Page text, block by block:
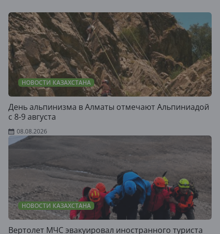
НОВОСТИ КАЗАХСТАНА
День альпинизма в Алматы отмечают Альпиниадой
с 8-9 августа
08.08.2026
НОВОСТИ КАЗАХСТАНА
Вертолет МЧС эвакуировал иностранного туриста